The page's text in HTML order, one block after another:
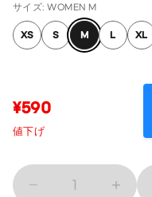
サイズ: WOMEN M
XS S M L XL
¥590
値下げ
1